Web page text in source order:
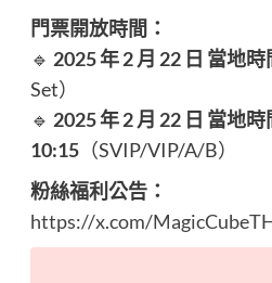
門票開放時間：
🔹 2025 年 2 月 22 日 當地時
Set）
🔹 2025 年 2 月 22 日 當地時
10:15（SVIP/VIP/A/B）
粉絲福利公告：
https://x.com/